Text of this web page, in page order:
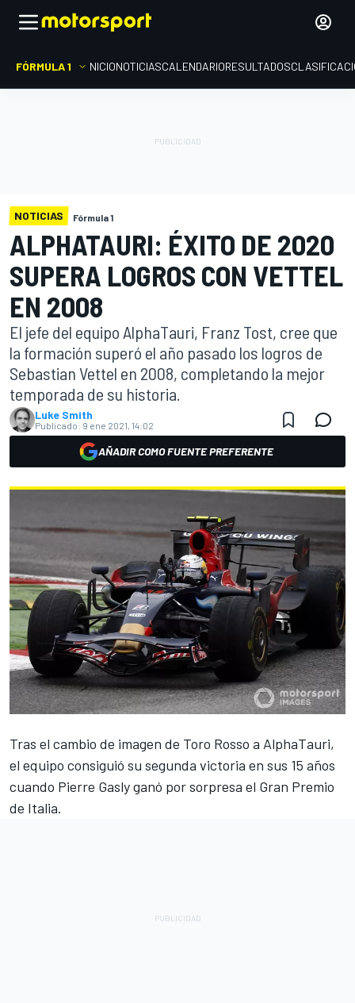
FÓRMULA 1 INICIONOTICIASCALENDARIORESULTADOS
NOTICIAS Fórmula 1
ALPHATAURI: ÉXITO DE 2020
SUPERA LOGROS CON VETTEL
EN 2008
El jefe del equipo AlphaTauri, Franz Tost, cree que
la formación superó el año pasado los logros de
Sebastian Vettel en 2008, completando la mejor
temporada de su historia.
Luke Smith
Publicado: 9 ene 2021, 14:02
AÑADIR COMO FUENTE PREFERENTE
Tras el cambio de imagen de Toro Rosso a AlphaTauri,
el equipo consiguió su segunda victoria en sus 15 años
cuando Pierre Gaslyganó por sorpresa el Gran Premio
de Italia.